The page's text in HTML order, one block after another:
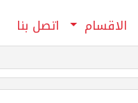
الاقسام اتصل بنا